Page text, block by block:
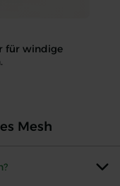
für windige
Mesh